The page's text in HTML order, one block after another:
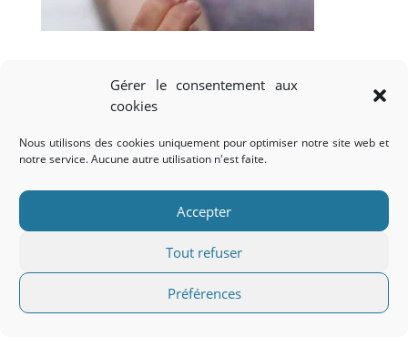
Gérer le consentement aux
cookies
Nous utilisons des cookies uniquement pour optimiser notre site web et
notre service. Aucune autre utilisation n'est faite.
Accepter
Tout refuser
Préférences
Accueil Le blog FAQ
CGV CGU
Confidentialité (EU)
GONDWANA.blue